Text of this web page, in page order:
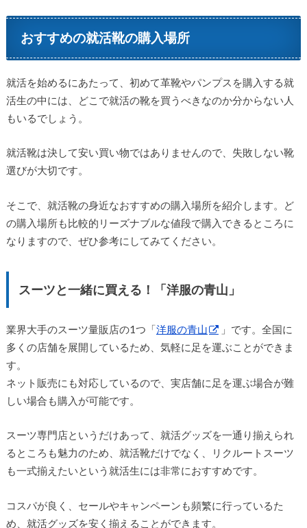
おすすめの就活靴の購入場所
就活を始めるにあたって、初めて革靴やパンプスを購入する就
活生の中には、どこで就活の靴を買うべきなのか分からない人
もいるでしょう。
就活靴は決して安い買い物ではありませんので、失敗しない靴
選びが大切です。
そこで、就活靴の身近なおすすめの購入場所を紹介します。ど
の購入場所も比較的リーズナブルな値段で購入できるところに
なりますので、ぜひ参考にしてみてください。
スーツと一緒に買える！「洋服の青山」
業界大手のスーツ量販店の1つ「洋服の青山
」です。全国に
多くの店舗を展開しているため、気軽に足を運ぶことができま
す。
ネット販売にも対応しているので、実店舗に足を運ぶ場合が難
しい場合も購入が可能です。
スーツ専門店というだけあって、就活グッズを一通り揃えられ
るところも魅力のため、就活靴だけでなく、リクルートスーツ
も一式揃えたいという就活生には非常におすすめです。
コスパが良く、セールやキャンペーンも頻繁に行っているた
め、就活グッズを安く揃えることができます。